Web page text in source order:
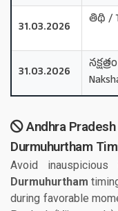
31.03.2026
తిథి /
31.03.2026
Andhra Pradesh
Durmuhurtham
Avoid
Durmuhurtham
during favorable